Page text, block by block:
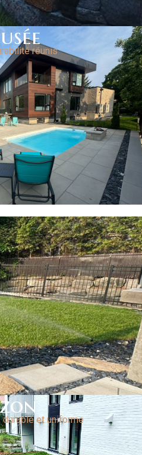
réunis
durable et uniforme